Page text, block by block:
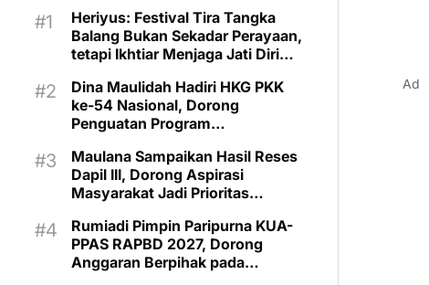
Heriyus: Festival Tira Tangka
Balang Bukan Sekadar Perayaan,
tetapi Ikhtiar Menjaga Jati Diri
Dina Maulidah Hadiri HKG PKK
ke-54 Nasional, Dorong
Penguatan Program
Murung Raya
Maulana Sampaikan Hasil Reses
Dapil III, Dorong Aspirasi
Masyarakat Jadi Prioritas
Rumiadi Pimpin Paripurna KUA-
PPAS RAPBD 2027, Dorong
Anggaran Berpihak pada
Ad